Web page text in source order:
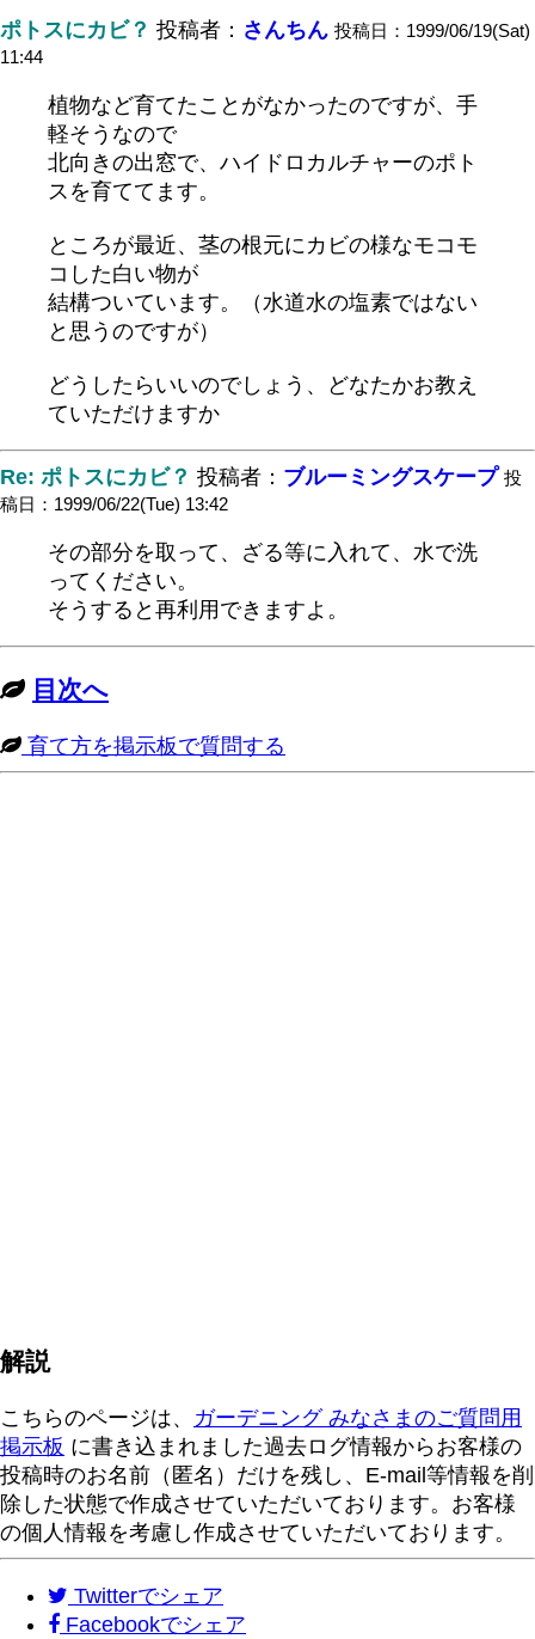
ポトスにカビ？ 投稿者： さんちん 投稿日：1999/06/19(Sat)
11:44
植物など育てたことがなかったのですが、手
軽そうなので
北向きの出窓で、ハイドロカルチャーのポト
スを育ててます。
ところが最近、茎の根元にカビの様なモコモ
コした白い物が
結構ついています。（水道水の塩素ではない
と思うのですが）
どうしたらいいのでしょう、どなたかお教え
ていただけますか
Re: ポトスにカビ？ 投稿者： ブルーミングスケープ 投
稿日：1999/06/22(Tue) 13:42
その部分を取って、ざる等に入れて、水で洗
ってください。
そうすると再利用できますよ。
目次へ
育て方を掲示板で質問する
解説
こちらのページは、 ガーデニング みなさまのご質問用
掲示板 に書き込まれました過去ログ情報からお客様の
投稿時のお名前（匿名）だけを残し、E-mail等情報を削
除した状態で作成させていただいております。お客様
の個人情報を考慮し作成させていただいております。
Twitterでシェア
Facebookでシェア